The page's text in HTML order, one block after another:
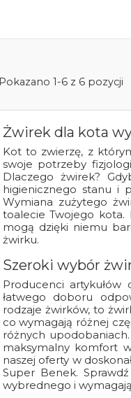
Pokazano 1-6 z 6 pozycji
Żwirek dla kota
Kot to zwierzę, z
swoje potrzeby
Dlaczego żwirek?
higienicznego stanu i
Wymiana zużytego
toalecie Twojego
mogą dzięki niemu
żwirku.
Szeroki wybór
Producenci
łatwego doboru
rodzaje żwirków, to
co wymagają różnej
różnych
maksymalny komfort
naszej oferty w
Super Benek.
wybrednego i